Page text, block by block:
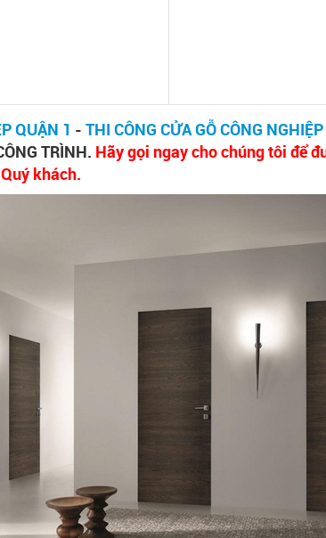
QUẬN 1 - THI CÔNG CỬA GỖ CÔNG
TRÌNH. Hãy gọi ngay cho chúng tôi để
khách.